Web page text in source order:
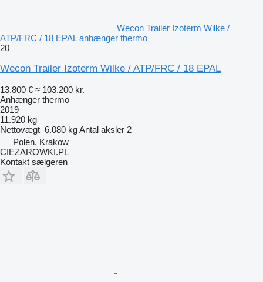
Wecon Trailer Izoterm Wilke /
ATP/FRC / 18 EPAL anhænger thermo
20
Wecon Trailer Izoterm Wilke / ATP/FRC / 18 EPAL
13.800 € ≈ 103.200 kr.
Anhænger thermo
2019
11.920 kg
Nettovægt 6.080 kgAntal aksler 2
Polen, Krakow
CIEZAROWKI.PL
Kontakt sælgeren